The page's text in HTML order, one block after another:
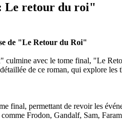
Le retour du roi"
de "Le Retour du Roi"
avec le tome final, "Le
de ce roman, qui explore
final, permettant de revoir les
Frodon, Gandalf, Sam,